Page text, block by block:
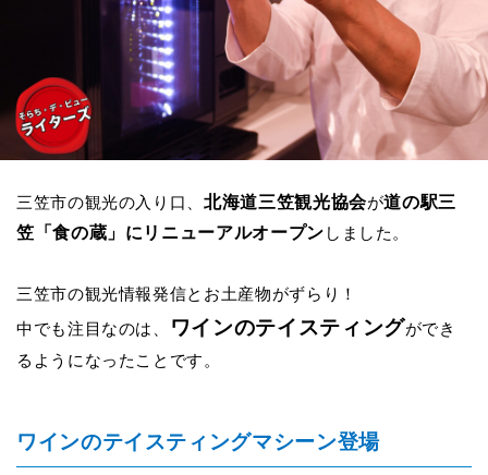
三笠市の観光の入り口、北海道三笠観光協会が道の駅三
笠「食の蔵」にリニューアルオープン しました。
三笠市の観光情報発信とお土産物がずらり！
中でも注目なのは、
ワインのテイスティングができ
るようになったことです。
ワインのテイスティングマシーン登場